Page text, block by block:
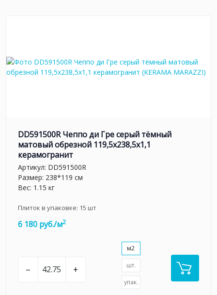
DD591500R Чеппо ди Гре серый тёмный
матовый обрезной 119,5x238,5x1,1
керамогранит
Артикул: DD591500R
Размер: 238*119 см
Вес: 1.15 кг
Плиток в упаковке: 15 шт
6 180 руб./м2
– +
м2
шт.
упак.